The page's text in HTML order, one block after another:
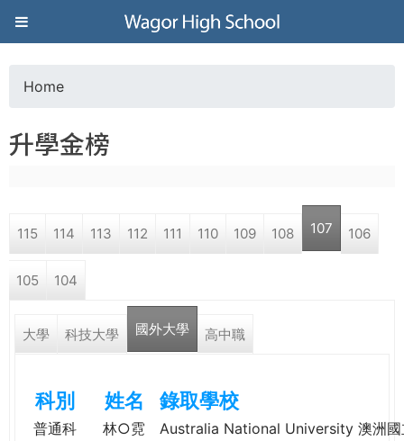
Jump to navigation
葳
格
高
學
o
a
r
e
e
Home
升學金榜
115 114 113 112 111 110 109 108 107 106
105 104
大學 科技大學 國外大學 高中職
科別 姓名 錄取學校
普通科 林○霓
Australia National University 澳洲國